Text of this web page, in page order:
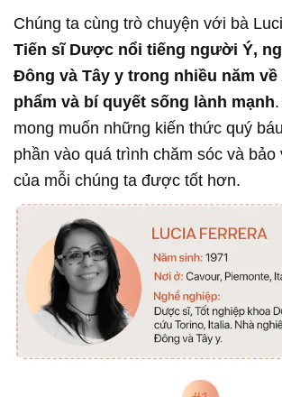
Chúng ta cùng trò chuyện với bà
Tiến sĩ Dược nổi tiếng người Ý,
Đông và Tây y trong nhiều năm
phẩm và bí quyết sống lành mạnh
mong muốn những kiến thức quý
phần vào quá trình chăm sóc và
của mỗi chúng ta được tốt hơn.